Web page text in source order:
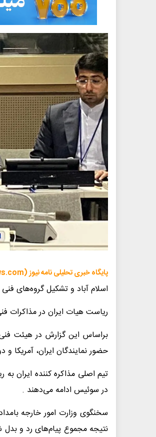
پایگاه خبری تحلیلی نامه نیوز (namehnews.com) :
اسلام آباد و تشکیل گروه‌های
ریاست هیات ایران در مذاکرات
براساس این گزارش در هیئت
حضور نمایندگان ایران، آمریکا
تیم اصلی مذاکره کننده ایران
در سوئیس ادامه می‌دهند .
سخنگوی وزارت امور خارجه